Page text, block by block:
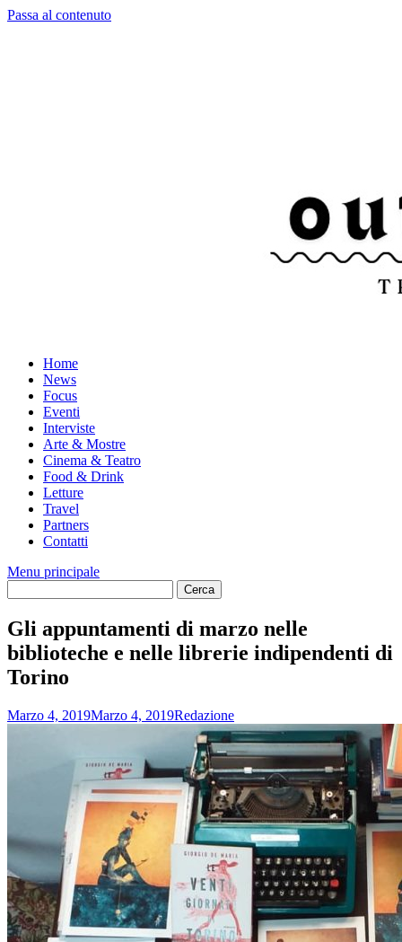
Passa al contenuto
Home
News
Focus
Eventi
Interviste
Arte & Mostre
Cinema & Teatro
Food & Drink
Letture
Travel
Partners
Contatti
Menu principale
Gli appuntamenti di marzo nelle
biblioteche e nelle librerie indipendenti di
Torino
Marzo 4, 2019Marzo 4, 2019Redazione